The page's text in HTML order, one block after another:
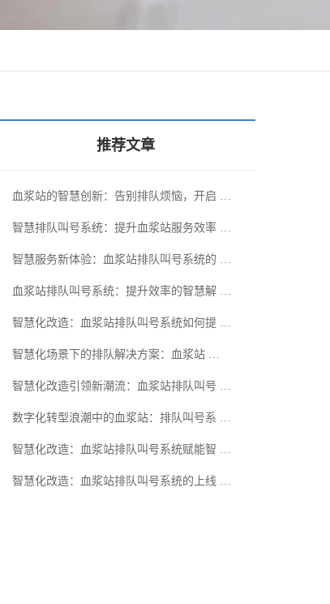
推荐文章
血浆站的智慧创新：告别排队烦恼，开启 …
智慧排队叫号系统：提升血浆站服务效率 …
智慧服务新体验：血浆站排队叫号系统的 …
血浆站排队叫号系统：提升效率的智慧解 …
智慧化改造：血浆站排队叫号系统如何提 …
智慧化场景下的排队解决方案：血浆站 …
智慧化改造引领新潮流：血浆站排队叫号 …
数字化转型浪潮中的血浆站：排队叫号系 …
智慧化改造：血浆站排队叫号系统赋能智 …
智慧化改造：血浆站排队叫号系统的上线 …